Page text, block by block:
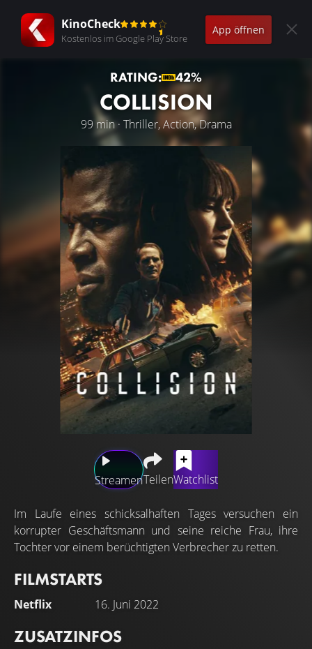
KinoCheck
Kostenlos im Google Play Store
App öffnen
RATING: 42%
COLLISION
99 min · Thriller, Action, Drama
StreamenTeilenWatchlist
Im Laufe eines schicksalhaften Tages versuchen ein
korrupter Geschäftsmann und seine reiche Frau, ihre
Tochter vor einem berüchtigten Verbrecher zu retten.
FILMSTARTS
Netflix 16. Juni 2022
ZUSATZINFOS